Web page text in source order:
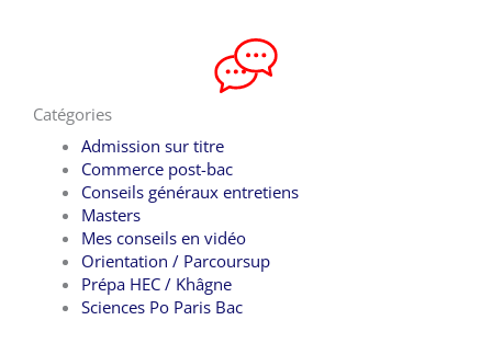
Catégories
Admission sur titre
Commerce post-bac
Conseils généraux entretiens
Masters
Mes conseils en vidéo
Orientation / Parcoursup
Prépa HEC / Khâgne
Sciences Po Paris Bac